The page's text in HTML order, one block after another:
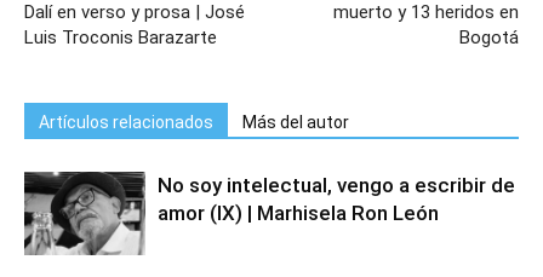
Dalí en verso y prosa | José
Luis Troconis Barazarte
muerto y 13 heridos en
Bogotá
Artículos relacionados Más del autor
No soy intelectual, vengo a escribir de
amor (IX) | Marhisela Ron León